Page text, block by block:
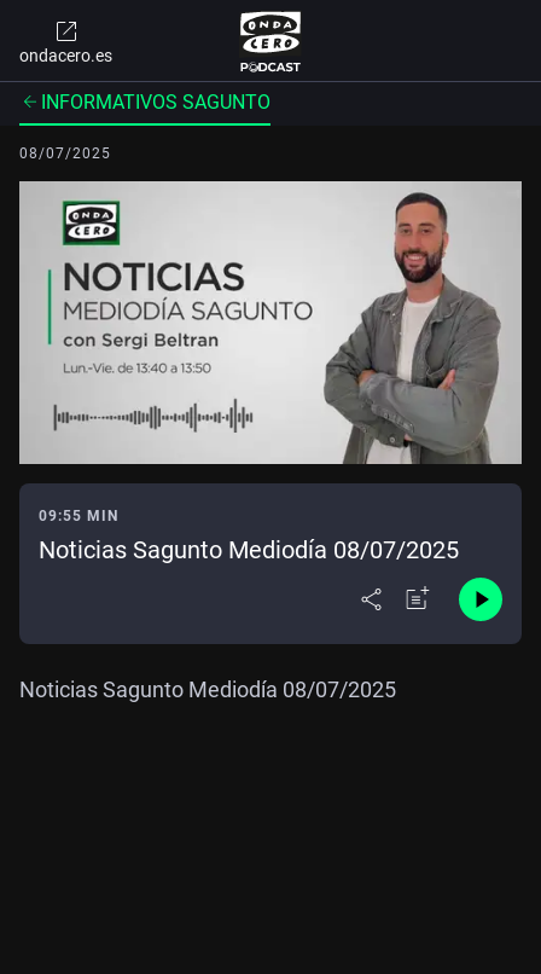
ondacero.es
INFORMATIVOS SAGUNTO
08/07/2025
09:55 MIN
Noticias Sagunto Mediodía 08/07/2025
Noticias Sagunto Mediodía 08/07/2025